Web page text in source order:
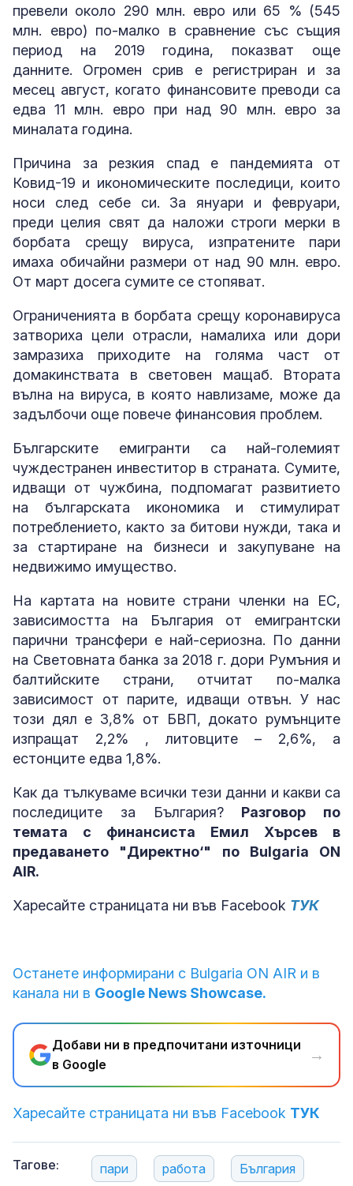
превели около 290 млн. евро или 65 % (545
млн. евро) по-малко в сравнение със същия
период на 2019 година, показват още
данните. Огромен срив е регистриран и за
месец август, когато финансовите преводи са
едва 11 млн. евро при над 90 млн. евро за
миналата година.
Причина за резкия спад е пандемията от
Ковид-19 и икономическите последици, които
носи след себе си. За януари и февруари,
преди целия свят да наложи строги мерки в
борбата срещу вируса, изпратените пари
имаха обичайни размери от над 90 млн. евро.
От март досега сумите се стопяват.
Ограниченията в борбата срещу коронавируса
затвориха цели отрасли, намалиха или дори
замразиха приходите на голяма част от
домакинствата в световен мащаб. Втората
вълна на вируса, в която навлизаме, може да
задълбочи още повече финансовия проблем.
Българските емигранти са най-големият
чуждестранен инвеститор в страната. Сумите,
идващи от чужбина, подпомагат развитието
на българската икономика и стимулират
потреблението, както за битови нужди, така и
за стартиране на бизнеси и закупуване на
недвижимо имущество.
На картата на новите страни членки на ЕС,
зависимостта на България от емигрантски
парични трансфери е най-сериозна. По данни
на Световната банка за 2018 г. дори Румъния и
балтийските страни, отчитат по-малка
зависимост от парите, идващи отвън. У нас
този дял е 3,8% от БВП, докато румънците
изпращат 2,2% , литовците – 2,6%, а
естонците едва 1,8%.
Как да тълкуваме всички тези данни и какви са
последиците за България? Разговор по
темата с финансиста Емил Хърсев в
предаването "Директно‘" по Bulgaria ON
AIR.
Харесайте страницата ни във Facebook ТУК
Останете информирани с Bulgaria ON AIR и в
канала ни в Google News Showcase.
Добави ни в предпочитани източници
в Google
→
Харесайте страницата ни във Facebook ТУК
Тагове: пари работа България